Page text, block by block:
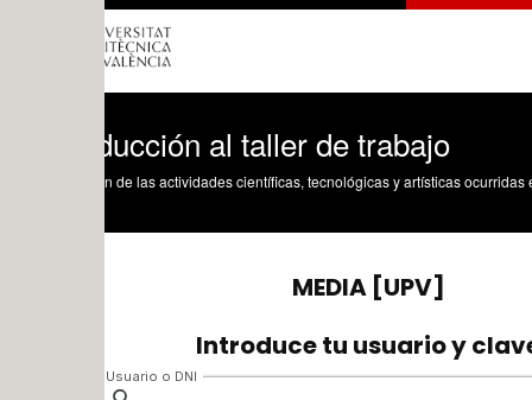
al taller de trabajo
de las actividades científicas, tecnológicas y artísticas ocurridas en los tres